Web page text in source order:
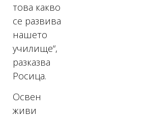
това какво
се развива
нашето
училище“,
разказва
Росица.
Освен
живи